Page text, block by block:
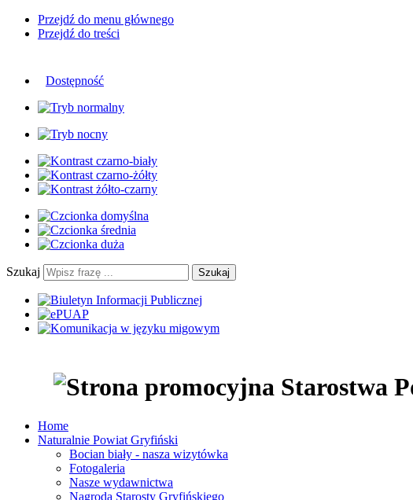
Przejdź do menu głównego
Przejdź do treści
Dostępność
Szukaj Szukaj
Home
Naturalnie Powiat Gryfiński
Bocian biały - nasza wizytówka
Fotogaleria
Nasze wydawnictwa
Nagroda Starosty Gryfińskiego